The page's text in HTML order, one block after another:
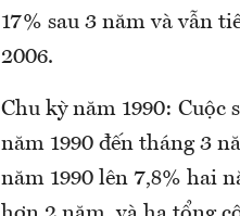
17% sau 3 năm và vẫn
2006.
Chu kỳ năm 1990:
năm 1990 đến tháng 3
năm 1990 lên 7,8% hai